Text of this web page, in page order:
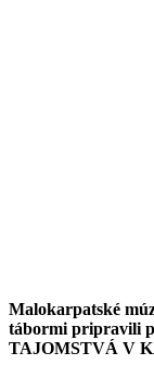
Malokarpatské
tábormi pripravili
TAJOMSTVÁ V